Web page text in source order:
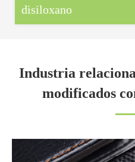
disiloxano
Industria
modificados